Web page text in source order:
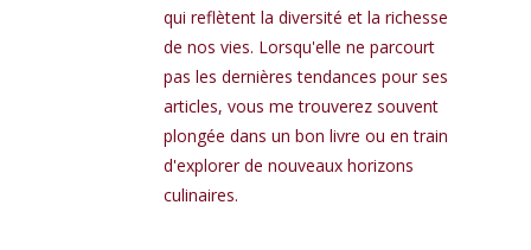
qui reflètent la diversité et la richesse
de nos vies. Lorsqu'elle ne parcourt
pas les dernières tendances pour ses
articles, vous me trouverez souvent
plongée dans un bon livre ou en train
d'explorer de nouveaux horizons
culinaires.